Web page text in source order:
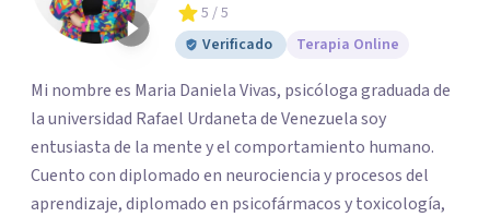
5 / 5
Verificado
Terapia Online
Mi nombre es Maria Daniela Vivas, psicóloga graduada de
la universidad Rafael Urdaneta de Venezuela soy
entusiasta de la mente y el comportamiento humano.
Cuento con diplomado en neurociencia y procesos del
aprendizaje, diplomado en psicofármacos y toxicología,